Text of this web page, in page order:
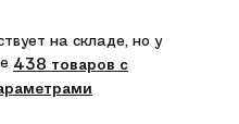
на складе, но у
438 товаров с